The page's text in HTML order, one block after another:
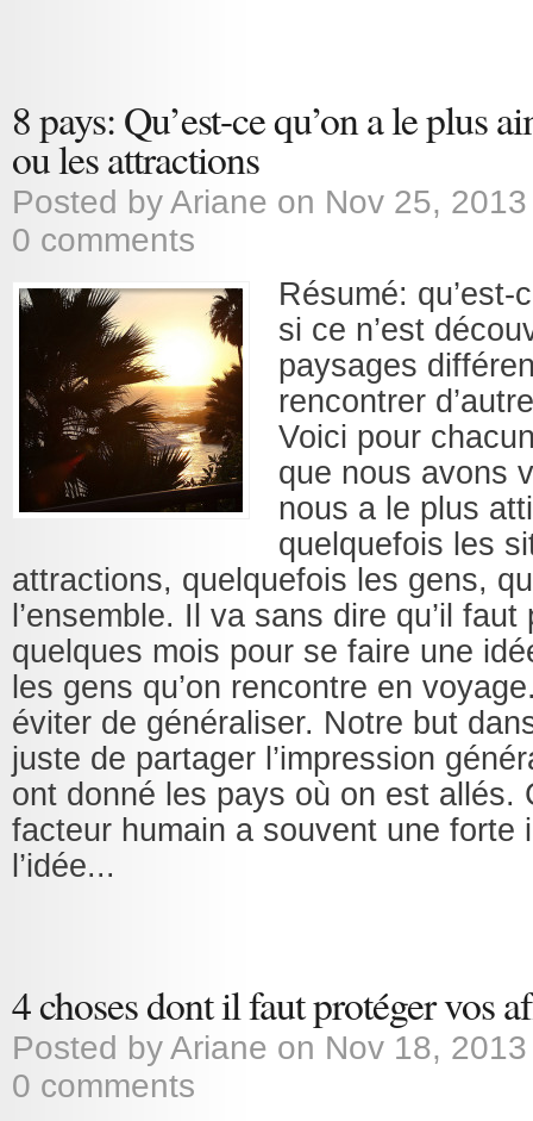
8 pays: Qu’est-ce qu’on a le plus
ou les attractions
Posted byAriane on Nov 25,
0 comments
Résumé: qu’est-
si ce n’est
paysages
rencontrer
Voici pour
que nous avons
nous a le plus
quelquefois les
attractions, quelquefois les gens,
l’ensemble. Il va sans dire qu’il faut
quelques mois pour se faire une
les gens qu’on rencontre en
éviter de généraliser. Notre but
juste de partager l’impression
ont donné les pays où on est allés.
facteur humain a souvent une forte
l’idée...
4 choses dont il faut protéger vos
Posted byAriane on Nov 18,
0 comments